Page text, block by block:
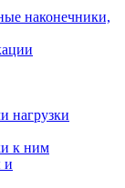
наконечники,
нагрузки
к ним
и